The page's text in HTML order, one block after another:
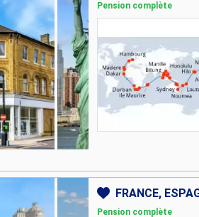
Pension complète
Pension complète